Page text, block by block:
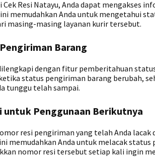
Resi Natayu, Anda dapat mengakses
memudahkan Anda untuk mengetahui
masing-masing layanan kurir tersebut.
Barang
dengan fitur pemberitahuan
status pengiriman barang berubah,
tunggu telah sampai.
untuk Penggunaan Berikutnya
resi pengiriman yang telah Anda lacak
memudahkan Anda untuk melacak status
nomor resi tersebut setiap kali ingin